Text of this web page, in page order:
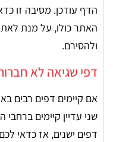
הדף עודכן. מסיבה זו
האתר כולו, על מנת
ולהסירם.
דפי שגיאה לא
אם קיימים דפים רבים
שני עדיין קיימים
דפים ישנים, אז כדאי